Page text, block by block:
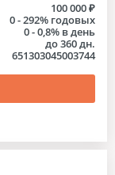
100 000 ₽
0 - 292% годовых
0 - 0,8% в день
до 360 дн.
651303045003744